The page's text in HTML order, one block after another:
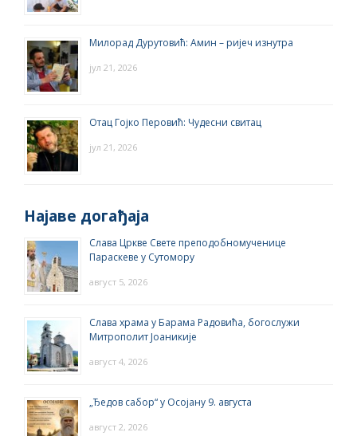
Милорад Дурутовић: Амин – ријеч изнутра
јул 21, 2026
Отац Гојко Перовић: Чудесни свитац
јул 21, 2026
Најаве догађаја
Слава Цркве Свете преподобномученице
Параскеве у Сутомору
август 5, 2026
Слава храма у Барама Радовића, богослужи
Митрополит Јоаникије
август 4, 2026
„Ђедов сабор“ у Осојану 9. августа
август 2, 2026